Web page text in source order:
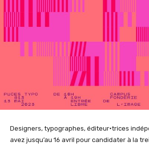
Designers, typographes, éditeur·trices
avez jusqu’au 16 avril pour candidater à la